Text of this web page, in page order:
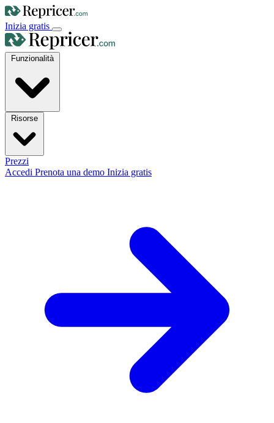
Inizia gratis
Funzionalità
Prezzi
Accedi Prenota una demo Inizia gratis